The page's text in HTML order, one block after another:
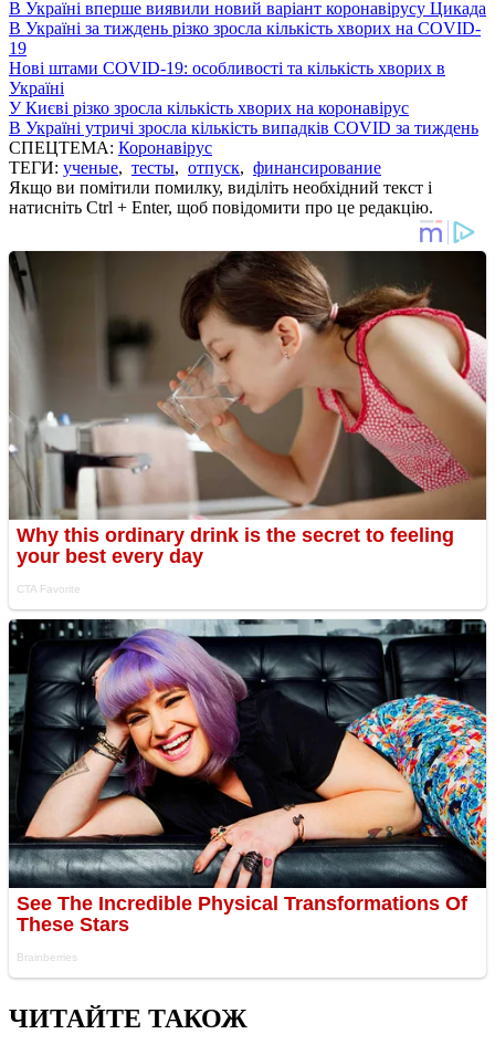
В Україні вперше виявили новий варіант коронавірусу Цикада
В Україні за тиждень різко зросла кількість хворих на COVID-
19
Нові штами COVID-19: особливості та кількість хворих в
Україні
У Києві різко зросла кількість хворих на коронавірус
В Україні утричі зросла кількість випадків COVID за тиждень
СПЕЦТЕМА: Коронавірус
ТЕГИ: ученые, тесты, отпуск, финансирование
Якщо ви помітили помилку, виділіть необхідний текст і
натисніть Ctrl + Enter, щоб повідомити про це редакцію.
ЧИТАЙТЕ ТАКОЖ